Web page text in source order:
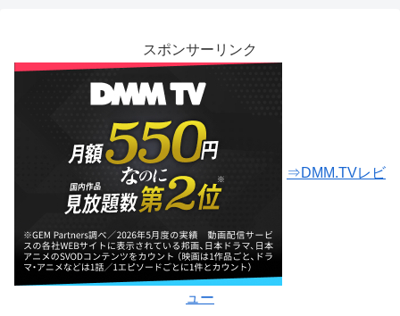
スポンサーリンク
⇒DMM.TVレビ
ュー